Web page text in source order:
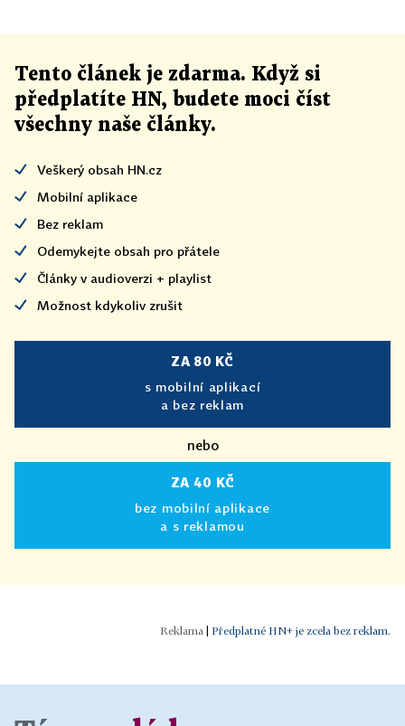
Tento článek je zdarma. Když si
předplatíte HN, budete moci číst
všechny naše články.
Veškerý obsah HN.cz
Mobilní aplikace
Bez reklam
Odemykejte obsah pro přátele
Články v audioverzi + playlist
Možnost kdykoliv zrušit
ZA 80 KČ
s mobilní aplikací
a bez reklam
nebo
ZA 40 KČ
bez mobilní aplikace
a s reklamou
| Předplatné HN+ je zcela bez reklam.